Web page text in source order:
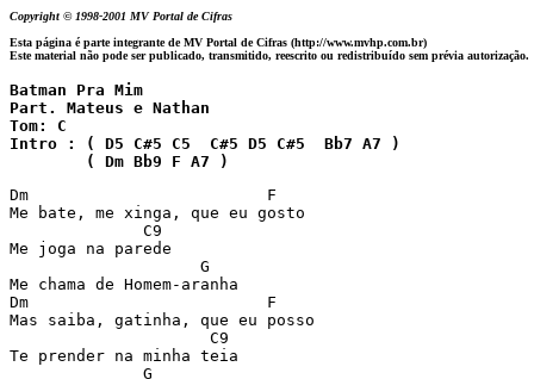
Copyright © 1998-2001 MV Portal de Cifras
Esta página é parte integrante de MV Portal de Cifras (http://www.mvhp.com.br)
Este material não pode ser publicado, transmitido, reescrito ou redistribuído sem prévia autorização.
Batman Pra Mim
Part. Mateus e Nathan
Tom: C
Intro : ( D5 C#5 C5  C#5 D5 C#5  Bb7 A7 )
        ( Dm Bb9 F A7 )
Dm                         F
Me bate, me xinga, que eu gosto
              C9
Me joga na parede
                    G
Me chama de Homem-aranha
Dm                         F
Mas saiba, gatinha, que eu posso
                     C9
Te prender na minha teia
              G